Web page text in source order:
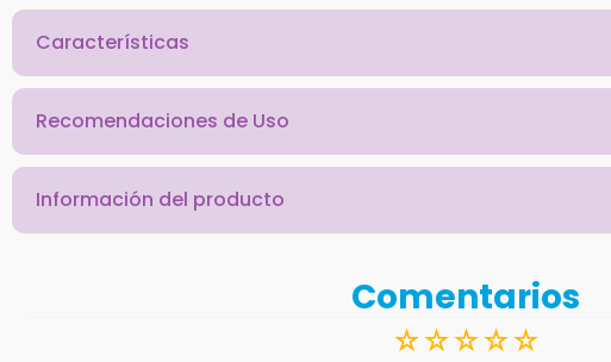
Características
Recomendaciones de Uso
Información del producto
Comentarios
☆☆☆☆☆